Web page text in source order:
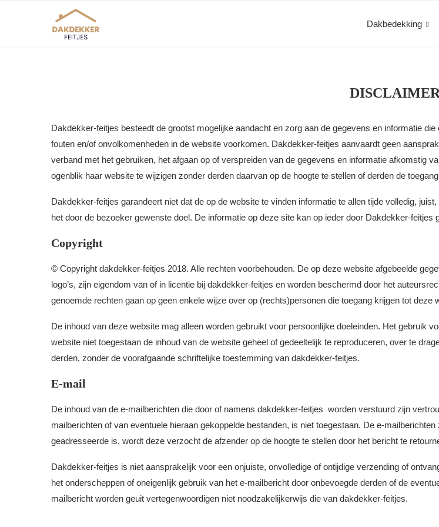
Dakbedekking
DISCLAIMER
Dakdekker-feitjes besteedt de grootst mogelijke aandacht en zorg aan de gegevens en informatie
fouten en/of onvolkomenheden in de website voorkomen. Dakdekker-feitjes aanvaardt geen
verband met het gebruiken, het afgaan op of verspreiden van de gegevens en informatie afkomstig
ogenblik haar website te wijzigen zonder derden daarvan op de hoogte te stellen of derden de
Dakdekker-feitjes garandeert niet dat de op de website te vinden informatie te allen tijde volledig,
het door de bezoeker gewenste doel. De informatie op deze site kan op ieder door Dakdekker-feitjes
Copyright
© Copyright dakdekker-feitjes 2018. Alle rechten voorbehouden. De op deze website afgebeelde
logo’s, zijn eigendom van of in licentie bij dakdekker-feitjes en worden beschermd door het
genoemde rechten gaan op geen enkele wijze over op (rechts)personen die toegang krijgen tot deze
De inhoud van deze website mag alleen worden gebruikt voor persoonlijke doeleinden. Het gebruik
website niet toegestaan de inhoud van de website geheel of gedeeltelijk te reproduceren, over te
derden, zonder de voorafgaande schriftelijke toestemming van dakdekker-feitjes.
E-mail
De inhoud van de e-mailberichten die door of namens dakdekker-feitjes worden verstuurd zijn
mailberichten of van eventuele hieraan gekoppelde bestanden, is niet toegestaan. De e-
geadresseerde is, wordt deze verzocht de afzender op de hoogte te stellen door het bericht te
Dakdekker-feitjes is niet aansprakelijk voor een onjuiste, onvolledige of ontijdige verzending of
het onderscheppen of oneigenlijk gebruik van het e-mailbericht door onbevoegde derden of de
mailbericht worden geuit vertegenwoordigen niet noodzakelijkerwijs die van dakdekker-feitjes.